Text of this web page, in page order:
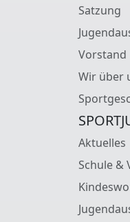
Satzung
Vorstand
Wir über
Aktuelles
Schule &